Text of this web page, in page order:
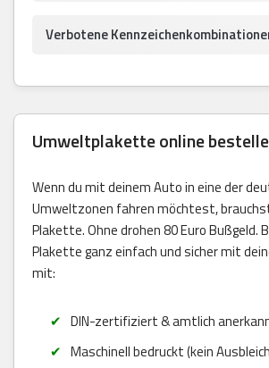
Verbotene
Umweltplakette online
Wenn du mit deinem Auto in eine der
Umweltzonen fahren möchtest,
Plakette. Ohne drohen 80 Euro Bußgeld.
Plakette ganz einfach und sicher mit
mit:
DIN-zertifiziert & amtlich
Maschinell bedruckt (kein